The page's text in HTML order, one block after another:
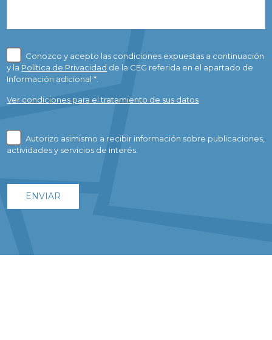
Conozco y acepto las condiciones expuestas a continuación
y la Política de Privacidad de la CEG referida en el apartado de
Información adicional *.
Ver condiciones para el tratamiento de sus datos
Autorizo asimismo a recibir información sobre publicaciones,
actividades y servicios de interés.